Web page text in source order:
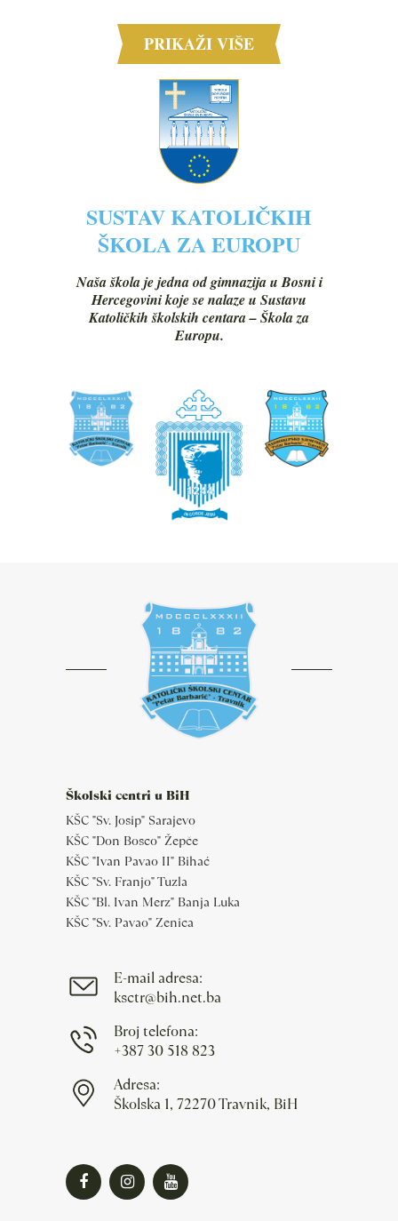
PRIKAŽI VIŠE
SUSTAV KATOLIČKIH
ŠKOLA ZA EUROPU
Naša škola je jedna od gimnazija u Bosni i
Hercegovini koje se nalaze u Sustavu
Katoličkih školskih centara – Škola za
Europu.
Školski centri u BiH
KŠC "Sv. Josip" Sarajevo
KŠC "Don Bosco" Žepče
KŠC "Ivan Pavao II" Bihać
KŠC "Sv. Franjo" Tuzla
KŠC "Bl. Ivan Merz" Banja Luka
KŠC "Sv. Pavao" Zenica
E-mail adresa:
ksctr@bih.net.ba
Broj telefona:
+387 30 518 823
Adresa:
Školska 1, 72270 Travnik, BiH